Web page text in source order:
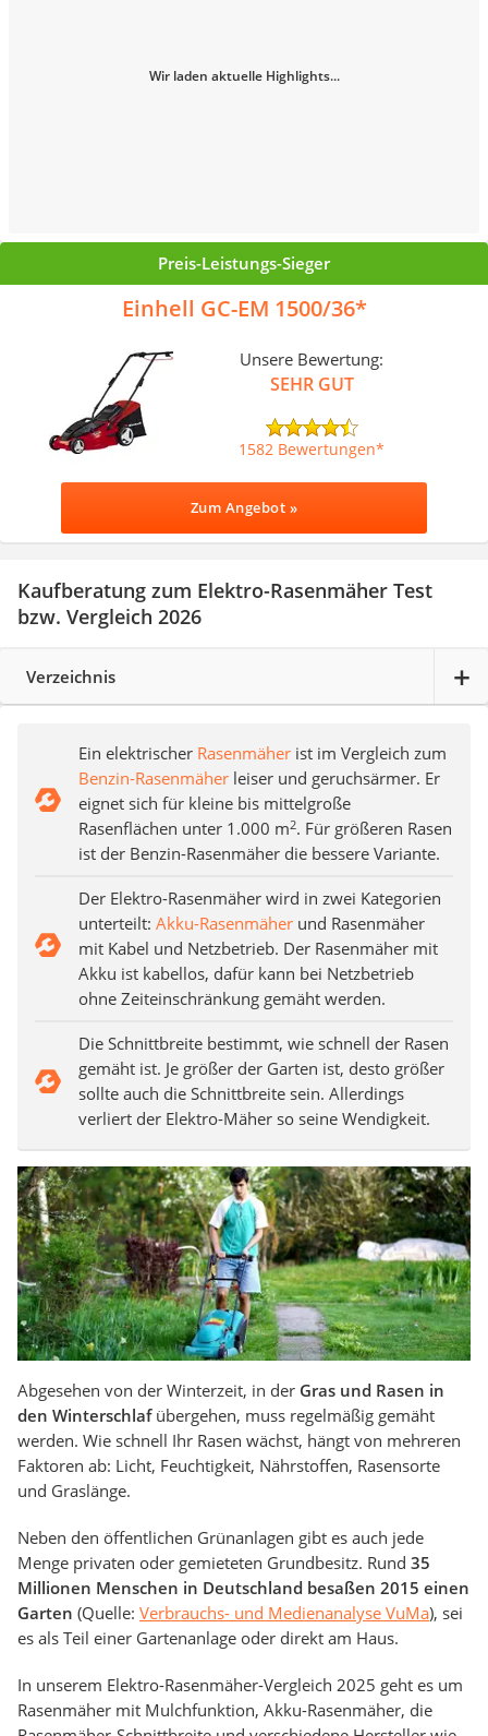
Wir laden aktuelle Highlights...
Preis-Leistungs-Sieger
Einhell GC-EM 1500/36
Unsere Bewertung:
SEHR GUT
1582 Bewertungen
Zum Angebot »
Kaufberatung zum Elektro-Rasenmäher Test
bzw. Vergleich 2026
Verzeichnis
Ein elektrischer Rasenmäher ist im Vergleich zum
Benzin-Rasenmäher leiser und geruchsärmer. Er
eignet sich für kleine bis mittelgroße
Rasenflächen unter 1.000 m2. Für größeren Rasen
ist der Benzin-Rasenmäher die bessere Variante.
Der Elektro-Rasenmäher wird in zwei Kategorien
unterteilt: Akku-Rasenmäher und Rasenmäher
mit Kabel und Netzbetrieb. Der Rasenmäher mit
Akku ist kabellos, dafür kann bei Netzbetrieb
ohne Zeiteinschränkung gemäht werden.
Die Schnittbreite bestimmt, wie schnell der Rasen
gemäht ist. Je größer der Garten ist, desto größer
sollte auch die Schnittbreite sein. Allerdings
verliert der Elektro-Mäher so seine Wendigkeit.
Abgesehen von der Winterzeit, in der Gras und Rasen in
den Winterschlafübergehen, muss regelmäßig gemäht
werden. Wie schnell Ihr Rasen wächst, hängt von mehreren
Faktoren ab: Licht, Feuchtigkeit, Nährstoffen, Rasensorte
und Graslänge.
Neben den öffentlichen Grünanlagen gibt es auch jede
Menge privaten oder gemieteten Grundbesitz. Rund 35
Millionen Menschen in Deutschland besaßen 2015 einen
Garten (Quelle: Verbrauchs- und Medienanalyse VuMa), sei
es als Teil einer Gartenanlage oder direkt am Haus.
In unserem Elektro-Rasenmäher-Vergleich 2025 geht es um
Rasenmäher mit Mulchfunktion, Akku-Rasenmäher, die